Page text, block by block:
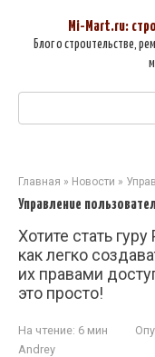
контенту
Mi-Mart.ru:
Блог о строительстве,
Поиск:
Главная » Новости »
Управление
Хотите стать
как легко
их правами
это просто!
На чтение: 6 мин
Andrey